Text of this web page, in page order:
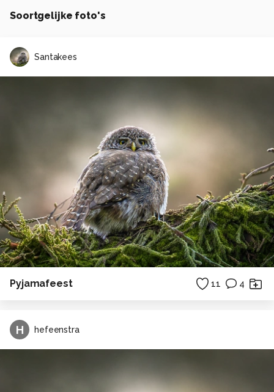
Soortgelijke foto's
Santakees
Pyjamafeest 11 4
H hefeenstra